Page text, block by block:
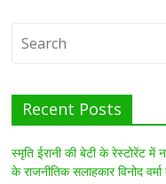
Recent Posts
स्मृति ईरानी की बेटी के रेस्टोरेंट में
के राजनीतिक सलाहकार विनोद